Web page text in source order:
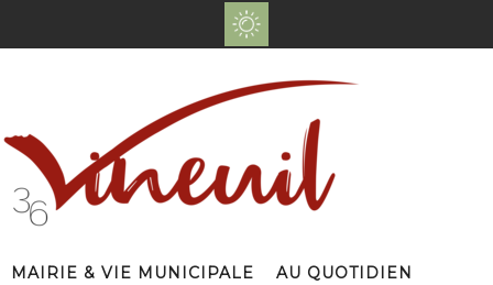
Mairie & Vie Municipale Au Quotidien